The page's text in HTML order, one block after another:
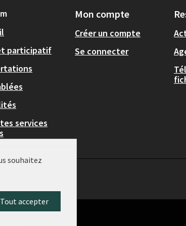
participatif
services
Mon compte
Créer un compte
Se connecter
souhaitez
Tout accepter